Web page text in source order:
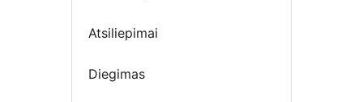
Atsiliepimai
Diegimas